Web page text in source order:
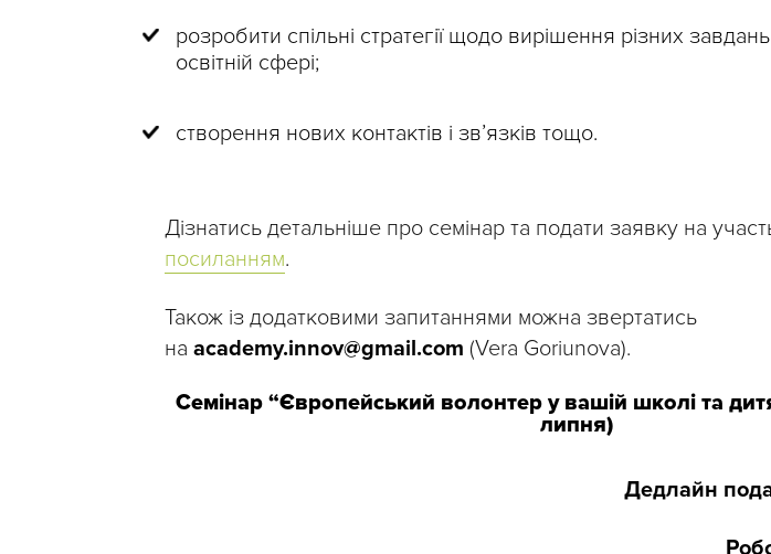
розробити спільні стратегії щодо вирішення різних
освітній сфері;
створення нових контактів і зв’язків тощо.
Дізнатись детальніше про семінар та подати заявку на
посиланням.
Також із додатковими запитаннями можна звертатись
на academy.innov@gmail.com (Vera Goriunova).
Семінар “Європейський волонтер у вашій школі та
липня)
Дедлайн